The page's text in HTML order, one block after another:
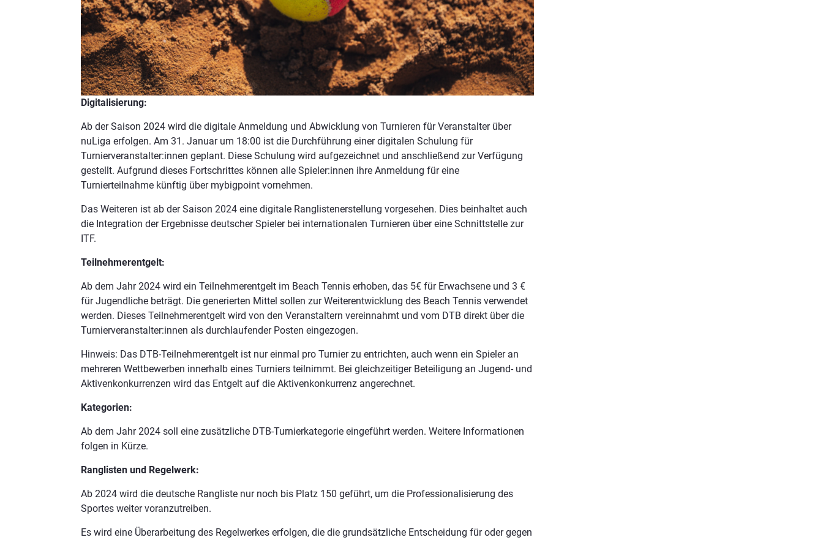
Digitalisierung:
Ab der Saison 2024 wird die digitale Anmeldung und Abwicklung von Turnieren für Veranstalter über
nuLiga erfolgen. Am 31. Januar um 18:00 ist die Durchführung einer digitalen Schulung für
Turnierveranstalter:innen geplant. Diese Schulung wird aufgezeichnet und anschließend zur Verfügung
gestellt. Aufgrund dieses Fortschrittes können alle Spieler:innen ihre Anmeldung für eine
Turnierteilnahme künftig über mybigpoint vornehmen.
Das Weiteren ist ab der Saison 2024 eine digitale Ranglistenerstellung vorgesehen. Dies beinhaltet auch
die Integration der Ergebnisse deutscher Spieler bei internationalen Turnieren über eine Schnittstelle zur
ITF.
Teilnehmerentgelt:
Ab dem Jahr 2024 wird ein Teilnehmerentgelt im Beach Tennis erhoben, das 5€ für Erwachsene und 3 €
für Jugendliche beträgt. Die generierten Mittel sollen zur Weiterentwicklung des Beach Tennis verwendet
werden. Dieses Teilnehmerentgelt wird von den Veranstaltern vereinnahmt und vom DTB direkt über die
Turnierveranstalter:innen als durchlaufender Posten eingezogen.
Hinweis: Das DTB-Teilnehmerentgelt ist nur einmal pro Turnier zu entrichten, auch wenn ein Spieler an
mehreren Wettbewerben innerhalb eines Turniers teilnimmt. Bei gleichzeitiger Beteiligung an Jugend- und
Aktivenkonkurrenzen wird das Entgelt auf die Aktivenkonkurrenz angerechnet.
Kategorien:
Ab dem Jahr 2024 soll eine zusätzliche DTB-Turnierkategorie eingeführt werden. Weitere Informationen
folgen in Kürze.
Ranglisten und Regelwerk:
Ab 2024 wird die deutsche Rangliste nur noch bis Platz 150 geführt, um die Professionalisierung des
Sportes weiter voranzutreiben.
Es wird eine Überarbeitung des Regelwerkes erfolgen, die die grundsätzliche Entscheidung für oder gegen